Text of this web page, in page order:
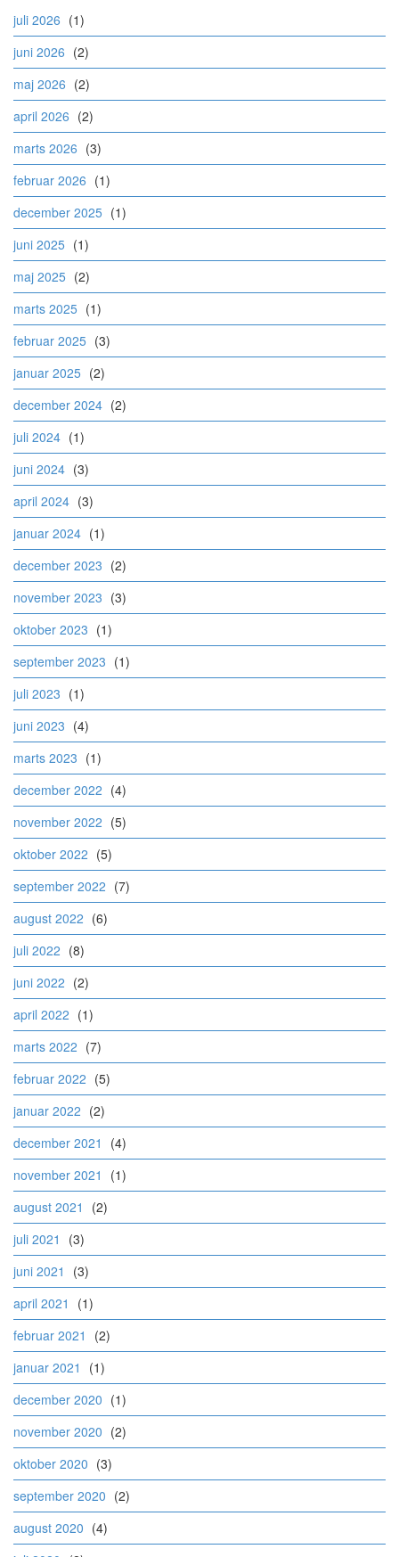
juli 2026 (1)
juni 2026 (2)
maj 2026 (2)
april 2026 (2)
marts 2026 (3)
februar 2026 (1)
december 2025 (1)
juni 2025 (1)
maj 2025 (2)
marts 2025 (1)
februar 2025 (3)
januar 2025 (2)
december 2024 (2)
juli 2024 (1)
juni 2024 (3)
april 2024 (3)
januar 2024 (1)
december 2023 (2)
november 2023 (3)
oktober 2023 (1)
september 2023 (1)
juli 2023 (1)
juni 2023 (4)
marts 2023 (1)
december 2022 (4)
november 2022 (5)
oktober 2022 (5)
september 2022 (7)
august 2022 (6)
juli 2022 (8)
juni 2022 (2)
april 2022 (1)
marts 2022 (7)
februar 2022 (5)
januar 2022 (2)
december 2021
(4)
november 2021
(1)
august 2021
(2)
juli 2021
(3)
juni 2021
(3)
april 2021
(1)
februar 2021
(2)
januar 2021
(1)
december 2020 (1)
november 2020 (2)
oktober 2020 (3)
september 2020 (2)
august 2020 (4)